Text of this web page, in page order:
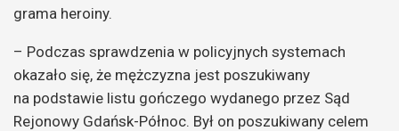
grama heroiny.
– Podczas sprawdzenia w policyjnych systemach
okazało się, że mężczyzna jest poszukiwany
na podstawie listu gończego wydanego przez Sąd
Rejonowy Gdańsk-Północ. Był on poszukiwany celem